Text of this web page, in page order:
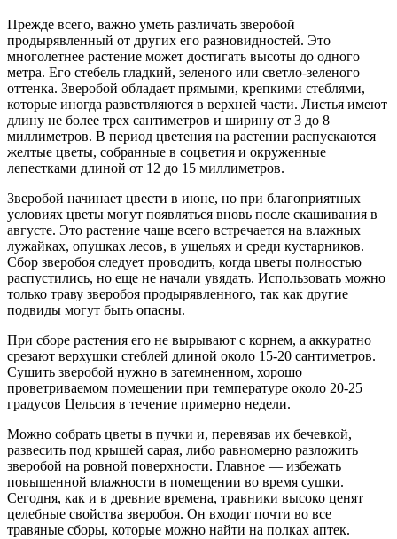
Прежде всего, важно уметь различать зверобой
продырявленный от других его разновидностей. Это
многолетнее растение может достигать высоты до одного
метра. Его стебель гладкий, зеленого или светло-зеленого
оттенка. Зверобой обладает прямыми, крепкими стеблями,
которые иногда разветвляются в верхней части. Листья имеют
длину не более трех сантиметров и ширину от 3 до 8
миллиметров. В период цветения на растении распускаются
желтые цветы, собранные в соцветия и окруженные
лепестками длиной от 12 до 15 миллиметров.
Зверобой начинает цвести в июне, но при благоприятных
условиях цветы могут появляться вновь после скашивания в
августе. Это растение чаще всего встречается на влажных
лужайках, опушках лесов, в ущельях и среди кустарников.
Сбор зверобоя следует проводить, когда цветы полностью
распустились, но еще не начали увядать. Использовать можно
только траву зверобоя продырявленного, так как другие
подвиды могут быть опасны.
При сборе растения его не вырывают с корнем, а аккуратно
срезают верхушки стеблей длиной около 15-20 сантиметров.
Сушить зверобой нужно в затемненном, хорошо
проветриваемом помещении при температуре около 20-25
градусов Цельсия в течение примерно недели.
Можно собрать цветы в пучки и, перевязав их бечевкой,
развесить под крышей сарая, либо равномерно разложить
зверобой на ровной поверхности. Главное — избежать
повышенной влажности в помещении во время сушки.
Сегодня, как и в древние времена, травники высоко ценят
целебные свойства зверобоя. Он входит почти во все
травяные сборы, которые можно найти на полках аптек.